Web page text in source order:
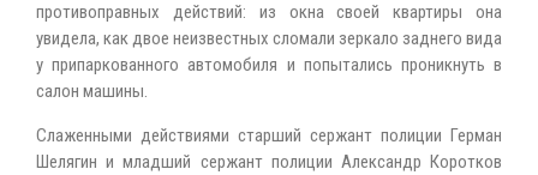
противоправных действий: из окна своей квартиры она
увидела, как двое неизвестных сломали зеркало заднего вида
у припаркованного автомобиля и попытались проникнуть в
салон машины.
Слаженными действиями старший сержант полиции Герман
Шелягин и младший сержант полиции Александр Коротков